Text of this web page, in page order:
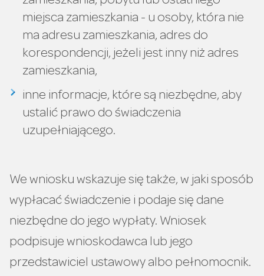
miejsca zamieszkania - u osoby, która nie
ma adresu zamieszkania, adres do
korespondencji, jeżeli jest inny niż adres
zamieszkania,
inne informacje, które są niezbędne, aby
ustalić prawo do świadczenia
uzupełniającego.
We wniosku wskazuje się także, w jaki sposób
wypłacać świadczenie i podaje się dane
niezbędne do jego wypłaty. Wniosek
podpisuje wnioskodawca lub jego
przedstawiciel ustawowy albo pełnomocnik.